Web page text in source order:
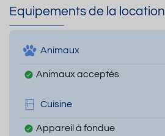
Equipements de la location
Animaux
Animaux acceptés
Cuisine
Appareil à fondue